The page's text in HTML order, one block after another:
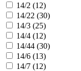
14/2 (12)
14/22 (30)
14/3 (25)
14/4 (12)
14/44 (30)
14/6 (13)
14/7 (12)